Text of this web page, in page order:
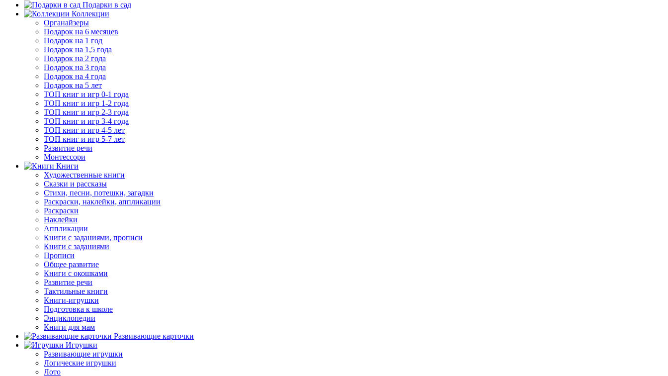
Подарки в сад
Коллекции
Органайзеры
Подарок на 6 месяцев
Подарок на 1 год
Подарок на 1,5 года
Подарок на 2 года
Подарок на 3 года
Подарок на 4 года
Подарок на 5 лет
ТОП книг и игр 0-1 года
ТОП книг и игр 1-2 года
ТОП книг и игр 2-3 года
ТОП книг и игр 3-4 года
ТОП книг и игр 4-5 лет
ТОП книг и игр 5-7 лет
Развитие речи
Монтессори
Книги
Художественные книги
Сказки и рассказы
Стихи, песни, потешки, загадки
Раскраски, наклейки, аппликации
Раскраски
Наклейки
Аппликации
Книги с заданиями, прописи
Книги с заданиями
Прописи
Общее развитие
Книги с окошками
Развитие речи
Тактильные книги
Книги-игрушки
Подготовка к школе
Энциклопедии
Книги для мам
Развивающие карточки
Игрушки
Развивающие игрушки
Логические игрушки
Лото